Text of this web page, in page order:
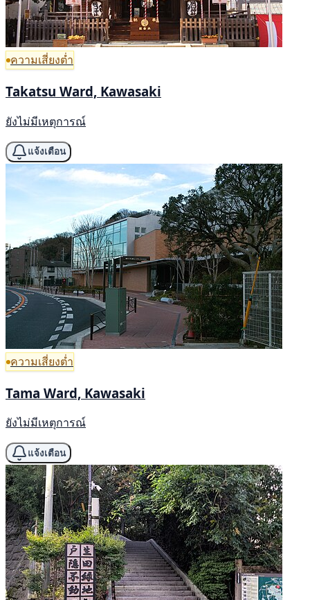
ความเสี่ยงต่ำ
Takatsu Ward, Kawasaki
ยังไม่มีเหตุการณ์
แจ้งเตือน
ความเสี่ยงต่ำ
Tama Ward, Kawasaki
ยังไม่มีเหตุการณ์
แจ้งเตือน